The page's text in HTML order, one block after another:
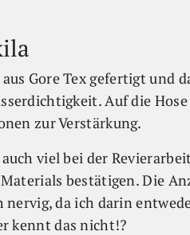
Gore Tex gefertigt und
Auf die
zur Verstärkung.
viel bei der
bestätigen. Die
da ich darin
kennt das nicht!?